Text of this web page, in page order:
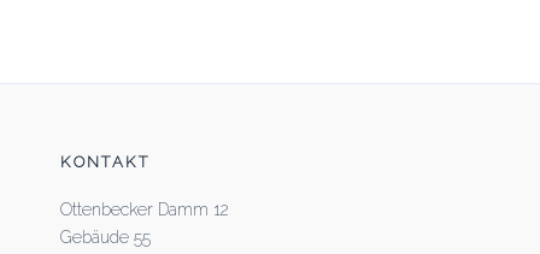
KONTAKT
Ottenbecker Damm 12
Gebäude 55